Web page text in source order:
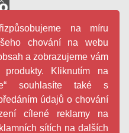
na míru
chování na webu
a zobrazujeme vám
Kliknutím na
souhlasíte také s
údajů o chování
cílené reklamy na
sítích na dalších